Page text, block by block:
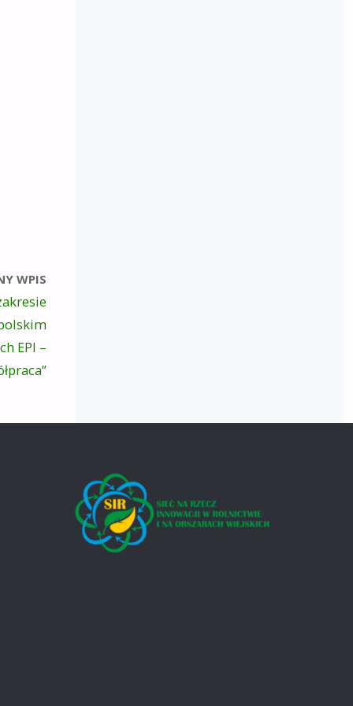
WPIS
EPI –